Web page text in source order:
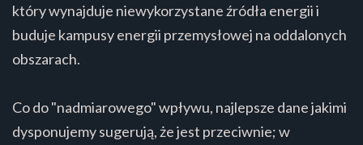
który wynajduje niewykorzystane źródła energii i
buduje kampusy energii przemysłowej na oddalonych
obszarach.
Co do "nadmiarowego" wpływu, najlepsze dane jakimi
dysponujemy sugerują, że jest przeciwnie; w